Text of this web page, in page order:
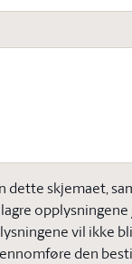
dette skjemaet,
opplysningene
vil ikke
den